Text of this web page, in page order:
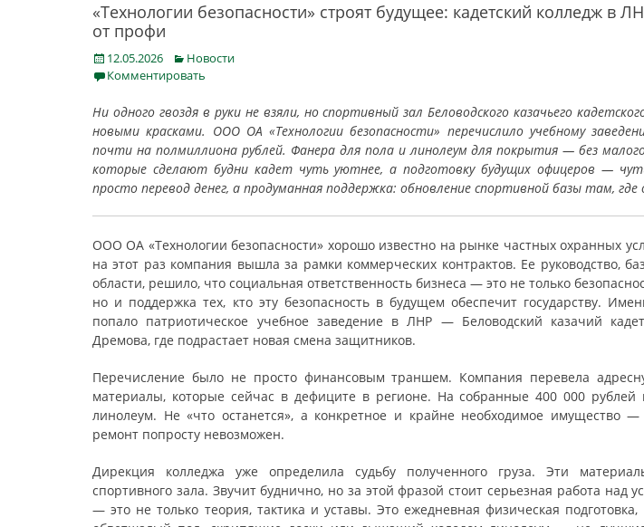
«Технологии безопасности» строят будущее: кадетский колледж в
от профи
Posted
on
12.05.2026 Categories
Новости
Комментировать
Ни одного гвоздя в руки не взяли, но спортивный зал Беловодского казачьего
новыми красками. ООО ОА «Технологии безопасности» перечислило учебному
почти на полмиллиона рублей. Фанера для пола и линолеум для покрытия — без
которые сделают будни кадет чуть уютнее, а подготовку будущих офицеров —
просто перевод денег, а продуманная поддержка: обновление спортивной базы там, где
ООО ОА «Технологии безопасности» хорошо известно на рынке частных охранных
на этот раз компания вышла за рамки коммерческих контрактов. Ее руководство,
области, решило, что социальная ответственность бизнеса — это не только
но и поддержка тех, кто эту безопасность в будущем обеспечит государству.
попало патриотическое учебное заведение в ЛНР — Беловодский казачий
Дремова, где подрастает новая смена защитников.
Перечисление было не просто финансовым траншем. Компания перевела
материалы, которые сейчас в дефиците в регионе. На собранные 400 000 рублей
линолеум. Не «что останется», а конкретное и крайне необходимое имущество
ремонт попросту невозможен.
Дирекция колледжа уже определила судьбу полученного груза. Эти
спортивного зала. Звучит буднично, но за этой фразой стоит серьезная работа над
— это не только теория, тактика и уставы. Это ежедневная физическая